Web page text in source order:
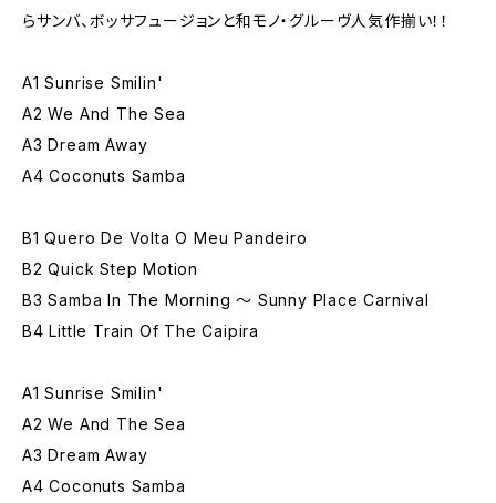
らサンバ、ボッサフュージョンと和モノ・グルーヴ人気作揃い！！
A1 Sunrise Smilin'
A2 We And The Sea
A3 Dream Away
A4 Coconuts Samba
B1 Quero De Volta O Meu Pandeiro
B2 Quick Step Motion
B3 Samba In The Morning 〜 Sunny Place Carnival
B4 Little Train Of The Caipira
A1 Sunrise Smilin'
A2 We And The Sea
A3 Dream Away
A4 Coconuts Samba